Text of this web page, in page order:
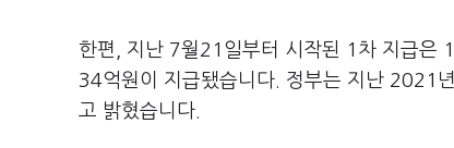
한편, 지난 7월21일부터 시작된 1차 지급
34억원이 지급됐습니다. 정부는 지난 2021
고 밝혔습니다.